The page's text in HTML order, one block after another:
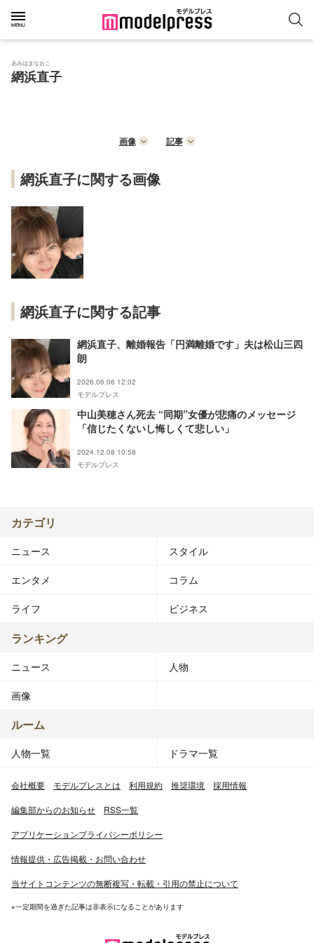
あみはまなおこ
網浜直子
画像 記事
網浜直子に関する画像
網浜直子に関する記事
網浜直子、離婚報告「円満離婚です」夫は松山三四
朗
2026.06.06 12:02
モデルプレス
中山美穂さん死去 “同期”女優が悲痛のメッセージ
「信じたくないし悔しくて悲しい」
2024.12.08 10:58
モデルプレス
カテゴリ
ニュース スタイル
エンタメ コラム
ライフ ビジネス
ランキング
ニュース 人物
画像
ルーム
人物一覧 ドラマ一覧
会社概要 モデルプレスとは 利用規約 推奨環境 採用情報
編集部からのお知らせ RSS一覧
アプリケーションプライバシーポリシー
情報提供・広告掲載・お問い合わせ
当サイトコンテンツの無断複写・転載・引用の禁止について
※一定期間を過ぎた記事は非表示になることがあります